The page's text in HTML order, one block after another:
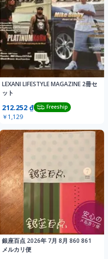
LEXANI LIFESTYLE MAGAZINE 2冊セ
ット
212.252 ₫ Freeship
￥1,129
銀座百点 2026年 7月 8月 860 861
メルカリ便